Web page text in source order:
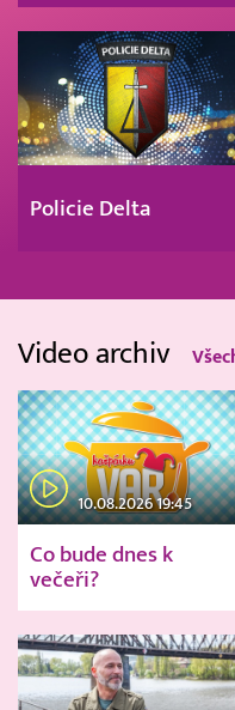
Policie Delta
Video archiv
10.08.2026 19:45
Co bude dnes k
večeři?